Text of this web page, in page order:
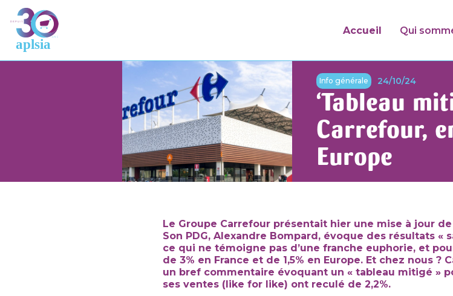
Accueil Qui
Info générale 24/10/24
‘Tableau
Carrefour,
Europe
Le Groupe Carrefour présentait hier une mise à jour
Son PDG, Alexandre Bompard, évoque des résultats «
ce qui ne témoigne pas d’une franche euphorie, et
de 3% en France et de 1,5% en Europe. Et chez nous
un bref commentaire évoquant un « tableau mitigé »
ses ventes (like for like) ont reculé de 2,2%.